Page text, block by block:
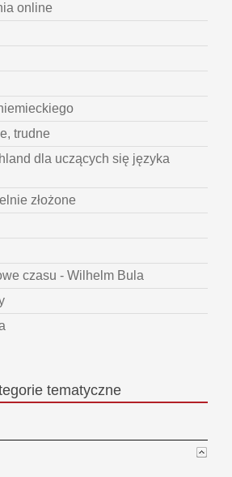
online
trudne
dla uczących się języka
złożone
czasu - Wilhelm Bula
tematyczne